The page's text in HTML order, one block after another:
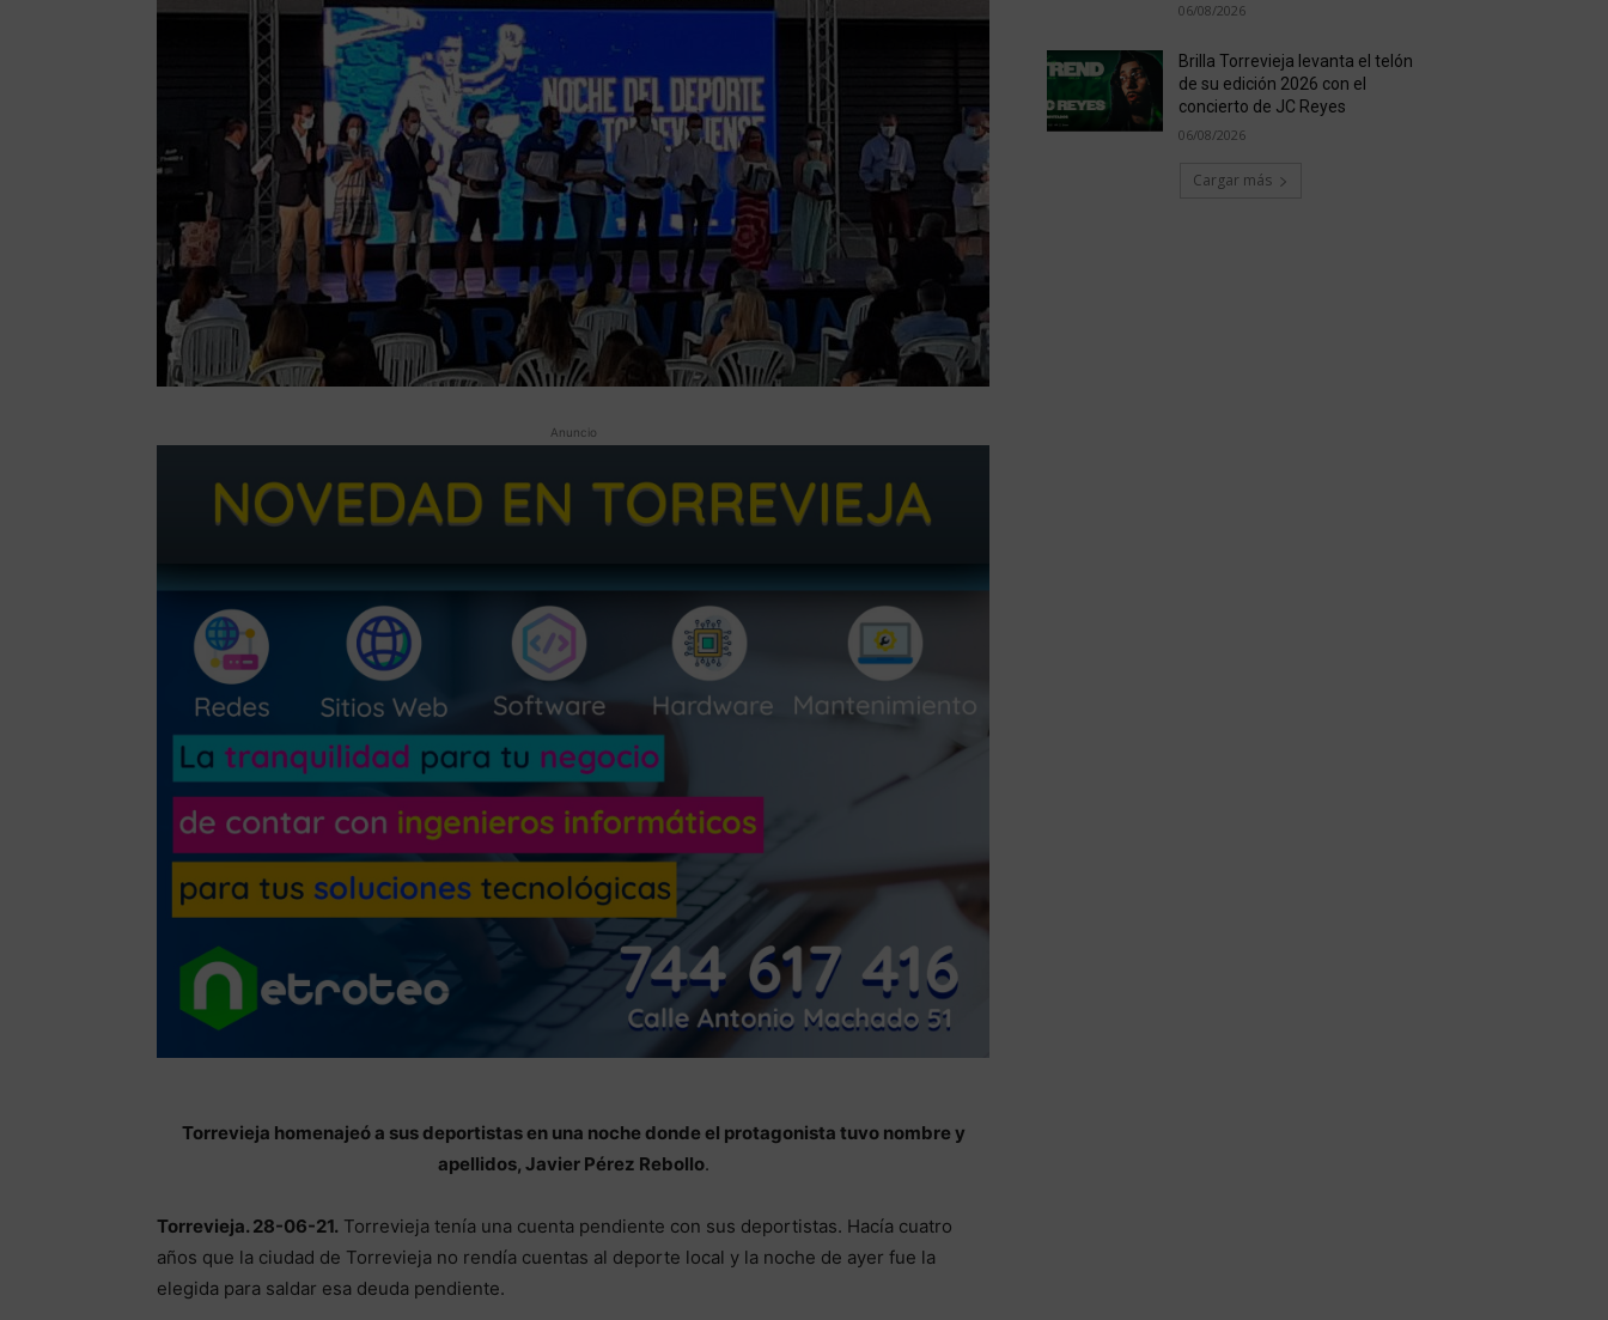
Anuncio
Torrevieja homenajeó a sus deportistas en una noche donde el protagonista tuvo nombre y
apellidos, Javier Pérez Rebollo.
Torrevieja. 28-06-21. Torrevieja tenía una cuenta pendiente con sus deportistas. Hacía cuatro
años que la ciudad de Torrevieja no rendía cuentas al deporte local y la noche de ayer fue la
elegida para saldar esa deuda pendiente.
06/08/2026
Brilla Torrevieja levanta el telón
de su edición 2026 con el
concierto de JC Reyes
06/08/2026
Cargar más